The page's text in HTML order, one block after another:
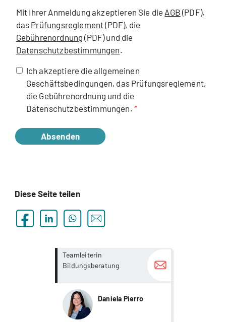
Mit Ihrer Anmeldung akzeptieren Sie die AGB (PDF),
das Prüfungsreglement(PDF), die
Gebührenordnung (PDF) und die
Datenschutzbestimmungen.
Ich akzeptiere die allgemeinen
Geschäftsbedingungen, das Prüfungsreglement,
die Gebührenordnung und die
Datenschutzbestimmungen.
Absenden
Diese Seite teilen
Teamleiterin
Bildungsberatung
Daniela Pierro
more...
more...